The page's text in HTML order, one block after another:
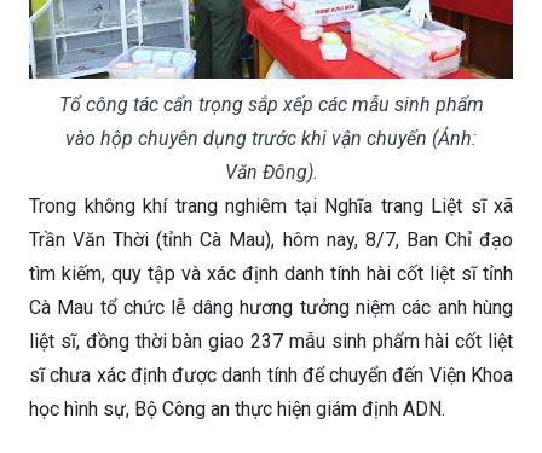
Tổ công tác cẩn trọng sắp xếp các mẫu sinh phẩm
vào hộp chuyên dụng trước khi vận chuyển (Ảnh:
Văn Đông).
Trong không khí trang nghiêm tại Nghĩa trang Liệt sĩ xã
Trần Văn Thời (tỉnh Cà Mau), hôm nay, 8/7, Ban Chỉ đạo
tìm kiếm, quy tập và xác định danh tính hài cốt liệt sĩ tỉnh
Cà Mau tổ chức lễ dâng hương tưởng niệm các anh hùng
liệt sĩ, đồng thời bàn giao 237 mẫu sinh phẩm hài cốt liệt
sĩ chưa xác định được danh tính để chuyển đến Viện Khoa
học hình sự, Bộ Công an thực hiện giám định ADN.